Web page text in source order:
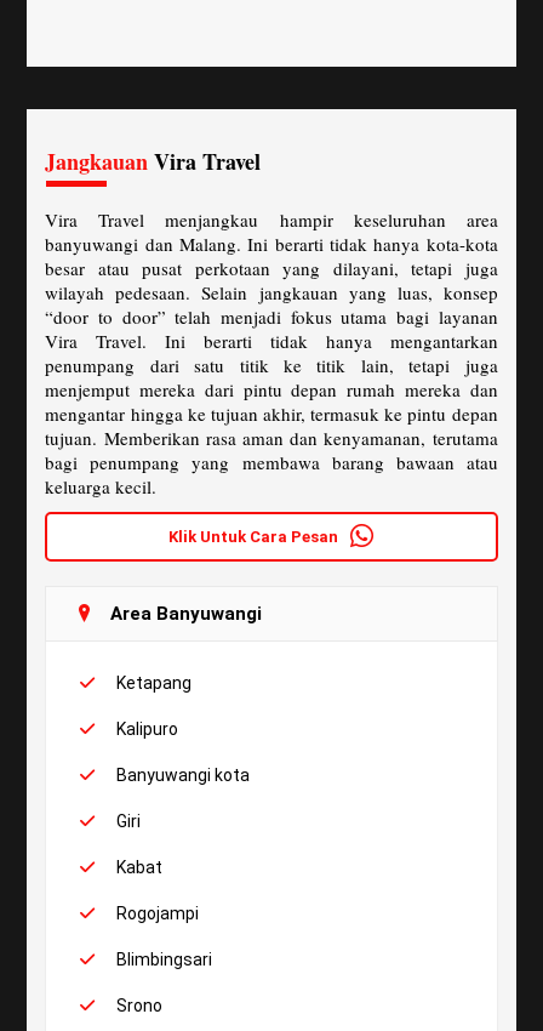
JangkauanVira Travel
Vira Travel menjangkau hampir keseluruhan area
banyuwangi dan Malang. Ini berarti tidak hanya kota-kota
besar atau pusat perkotaan yang dilayani, tetapi juga
wilayah pedesaan. Selain jangkauan yang luas, konsep
“door to door” telah menjadi fokus utama bagi layanan
Vira Travel. Ini berarti tidak hanya mengantarkan
penumpang dari satu titik ke titik lain, tetapi juga
menjemput mereka dari pintu depan rumah mereka dan
mengantar hingga ke tujuan akhir, termasuk ke pintu depan
tujuan. Memberikan rasa aman dan kenyamanan, terutama
bagi penumpang yang membawa barang bawaan atau
keluarga kecil.
Klik Untuk Cara Pesan
Area Banyuwangi
Ketapang
Kalipuro
Banyuwangi kota
Giri
Kabat
Rogojampi
Blimbingsari
Srono